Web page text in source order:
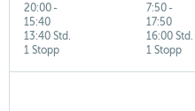
20:00-
15:40
1 Stopp
13:40 Std.
7:50-
17:50
1 Stopp
16:00 Std.